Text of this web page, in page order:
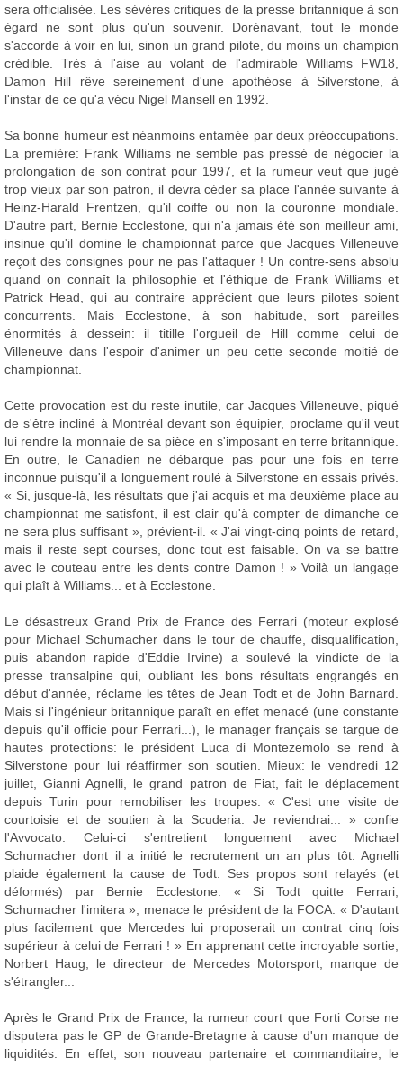
sera officialisée. Les sévères critiques de la presse britannique à son
égard ne sont plus qu'un souvenir. Dorénavant, tout le monde
s'accorde à voir en lui, sinon un grand pilote, du moins un champion
crédible. Très à l'aise au volant de l'admirable Williams FW18,
Damon Hill rêve sereinement d'une apothéose à Silverstone, à
l'instar de ce qu'a vécu Nigel Mansell en 1992.
Sa bonne humeur est néanmoins entamée par deux préoccupations.
La première: Frank Williams ne semble pas pressé de négocier la
prolongation de son contrat pour 1997, et la rumeur veut que jugé
trop vieux par son patron, il devra céder sa place l'année suivante à
Heinz-Harald Frentzen, qu'il coiffe ou non la couronne mondiale.
D'autre part, Bernie Ecclestone, qui n'a jamais été son meilleur ami,
insinue qu'il domine le championnat parce que Jacques Villeneuve
reçoit des consignes pour ne pas l'attaquer ! Un contre-sens absolu
quand on connaît la philosophie et l'éthique de Frank Williams et
Patrick Head, qui au contraire apprécient que leurs pilotes soient
concurrents. Mais Ecclestone, à son habitude, sort pareilles
énormités à dessein: il titille l'orgueil de Hill comme celui de
Villeneuve dans l'espoir d'animer un peu cette seconde moitié de
championnat.
Cette provocation est du reste inutile, car Jacques Villeneuve, piqué
de s'être incliné à Montréal devant son équipier, proclame qu'il veut
lui rendre la monnaie de sa pièce en s'imposant en terre britannique.
En outre, le Canadien ne débarque pas pour une fois en terre
inconnue puisqu'il a longuement roulé à Silverstone en essais privés.
« Si, jusque-là, les résultats que j'ai acquis et ma deuxième place au
championnat me satisfont, il est clair qu'à compter de dimanche ce
ne sera plus suffisant », prévient-il. « J'ai vingt-cinq points de retard,
mais il reste sept courses, donc tout est faisable. On va se battre
avec le couteau entre les dents contre Damon ! » Voilà un langage
qui plaît à Williams... et à Ecclestone.
Le désastreux Grand Prix de France des Ferrari (moteur explosé
pour Michael Schumacher dans le tour de chauffe, disqualification,
puis abandon rapide d'Eddie Irvine) a soulevé la vindicte de la
presse transalpine qui, oubliant les bons résultats engrangés en
début d'année, réclame les têtes de Jean Todt et de John Barnard.
Mais si l'ingénieur britannique paraît en effet menacé (une constante
depuis qu'il officie pour Ferrari...), le manager français se targue de
hautes protections: le président Luca di Montezemolo se rend à
Silverstone pour lui réaffirmer son soutien. Mieux: le vendredi 12
juillet, Gianni Agnelli, le grand patron de Fiat, fait le déplacement
depuis Turin pour remobiliser les troupes. « C'est une visite de
courtoisie et de soutien à la Scuderia. Je reviendrai... » confie
l'Avvocato. Celui-ci s'entretient longuement avec Michael
Schumacher dont il a initié le recrutement un an plus tôt. Agnelli
plaide également la cause de Todt. Ses propos sont relayés (et
déformés) par Bernie Ecclestone: « Si Todt quitte Ferrari,
Schumacher l'imitera », menace le président de la FOCA. « D'autant
plus facilement que Mercedes lui proposerait un contrat cinq fois
supérieur à celui de Ferrari ! » En apprenant cette incroyable sortie,
Norbert Haug, le directeur de Mercedes Motorsport, manque de
s'étrangler...
Après le Grand Prix de France, la rumeur court que Forti Corse ne
disputera pas le GP de Grande-Bretagne à cause d'un manque de
liquidités. En effet, son nouveau partenaire et commanditaire, le